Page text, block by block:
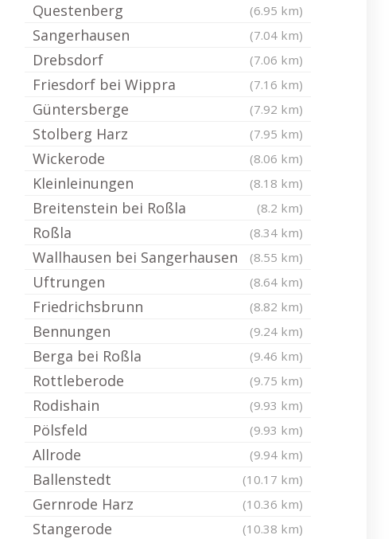
Questenberg (6.95 km)
Sangerhausen (7.04 km)
Drebsdorf (7.06 km)
Friesdorf bei Wippra (7.16 km)
Güntersberge (7.92 km)
Stolberg Harz (7.95 km)
Wickerode (8.06 km)
Kleinleinungen (8.18 km)
Breitenstein bei Roßla (8.2 km)
Roßla (8.34 km)
Wallhausen bei Sangerhausen (8.55 km)
Uftrungen (8.64 km)
Friedrichsbrunn (8.82 km)
Bennungen (9.24 km)
Berga bei Roßla (9.46 km)
Rottleberode (9.75 km)
Rodishain (9.93 km)
Pölsfeld (9.93 km)
Allrode (9.94 km)
Ballenstedt (10.17 km)
Gernrode Harz (10.36 km)
Stangerode (10.38 km)